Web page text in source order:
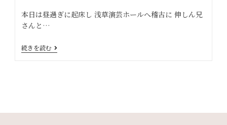
本日は昼過ぎに起床し 浅草演芸ホールへ稽古に 伸しん兄
さんと…
続きを読む